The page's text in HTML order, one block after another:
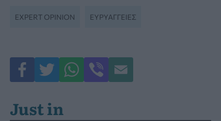
EXPERT OPINION ΕΥΡΥΑΓΓΕΊΕΣ
Just in